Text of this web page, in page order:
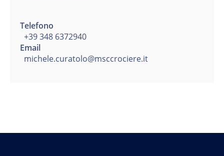
Telefono
+39 348 6372940
Email
michele.curatolo@msccrociere.it